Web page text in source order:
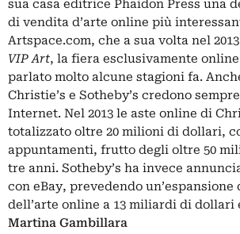
sua casa editrice Phaidon Press una
di vendita d’arte online più
Artspace.com, che a sua volta nel
VIP Art, la fiera esclusivamente
parlato molto alcune stagioni fa.
Christie’s e Sotheby’s credono
Internet. Nel 2013 le aste online di
totalizzato oltre 20 milioni di dollari,
appuntamenti, frutto degli oltre 50
tre anni. Sotheby’s ha invece
con eBay, prevedendo un’espansione
dell’arte online a 13 miliardi di dollari
Martina Gambillara